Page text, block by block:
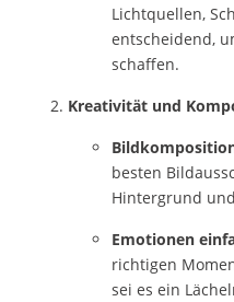
Lichtquellen,
entscheidend,
schaffen.
Kreativität und
besten
Hintergrund
Emotionen
richtigen
sei es ein